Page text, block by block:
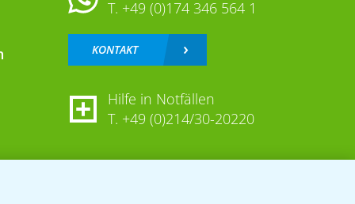
T. +49 (0)174 346 564 1
KONTAKT
Hilfe in Notfällen
T. +49 (0)214/30-20220